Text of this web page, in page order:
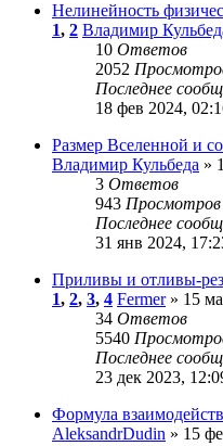
Нелинейность
1, 2 Владимир
10 Ответов
2052
Последнее
18 фев 2024,
Размер Вселенной и
Владимир Кульбеда »
3 Ответов
943 Просмотров
Последнее
31 янв 2024,
Приливы и отливы-
1, 2, 3, 4 Fermer» 15
34 Ответов
5540
Последнее
23 дек 2023,
Формула
AleksandrDudin » 15